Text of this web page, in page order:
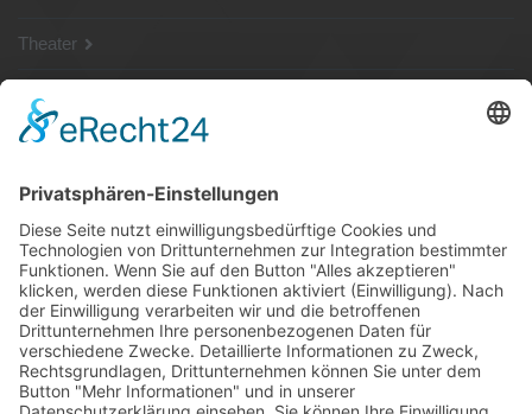
Theater
SG Shop
Sponsoren
Kontakt
Social Media